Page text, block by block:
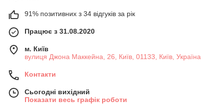
91% позитивних з 34 відгуків за рік
Працює з 31.08.2020
м. Київ
вулиця Джона Маккейна, 26, Київ, 01133, Київ, Україна
Контакти
Сьогодні вихідний
Показати весь графік роботи